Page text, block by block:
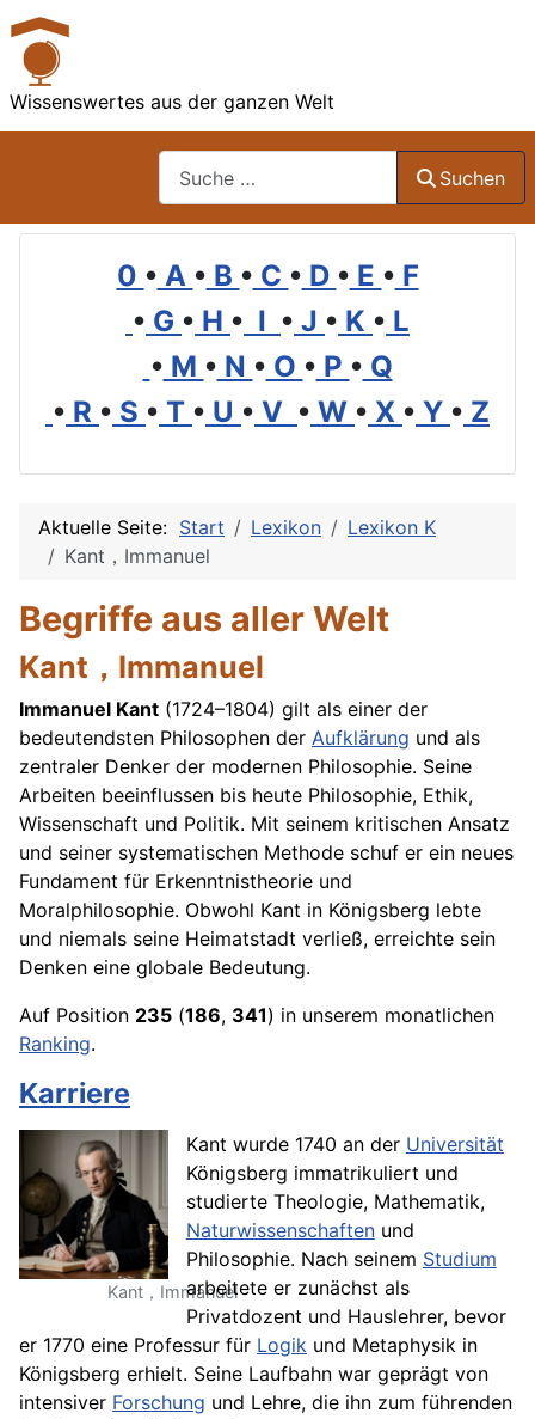
Wissenswertes aus der ganzen Welt
Suchen
0 • A • B • C • D • E • F
• G • H • I • J • K • L
• M • N • O • P • Q
• R • S • T • U • V • W • X • Y • Z
Aktuelle Seite: Start Lexikon
Lexikon K
Kant，Immanuel
Begriffe aus aller Welt
Kant，Immanuel
Immanuel Kant (1724–1804) gilt als einer der
bedeutendsten Philosophen der Aufklärung und als
zentraler Denker der modernen Philosophie. Seine
Arbeiten beeinflussen bis heute Philosophie, Ethik,
Wissenschaft und Politik. Mit seinem kritischen Ansatz
und seiner systematischen Methode schuf er ein neues
Fundament für Erkenntnistheorie und
Moralphilosophie. Obwohl Kant in Königsberg lebte
und niemals seine Heimatstadt verließ, erreichte sein
Denken eine globale Bedeutung.
Auf Position 235 (186, 341) in unserem monatlichen
Ranking.
Karriere
Kant，Immanuel
Kant wurde 1740 an der Universität
Königsberg immatrikuliert und
studierte Theologie, Mathematik,
Naturwissenschaftenund
Philosophie. Nach seinem Studium
arbeitete er zunächst als
Privatdozent und Hauslehrer, bevor
er 1770 eine Professur für Logik und Metaphysik in
Königsberg erhielt. Seine Laufbahn war geprägt von
intensiver Forschung und Lehre, die ihn zum führenden